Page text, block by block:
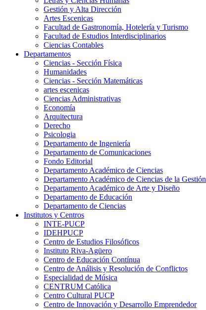
Gestión y Alta Dirección
Artes Escenicas
Facultad de Gastronomía, Hotelería y Turismo
Facultad de Estudios Interdisciplinarios
Ciencias Contables
Departamentos
Ciencias - Sección Física
Humanidades
Ciencias - Sección Matemáticas
artes escenicas
Ciencias Administrativas
Economía
Arquitectura
Derecho
Psicologia
Departamento de Ingeniería
Departamento de Comunicaciones
Fondo Editorial
Departamento Académico de Ciencias
Departamento Académico de Ciencias de la Gestión
Departamento Académico de Arte y Diseño
Departamento de Educación
Departamento de Ciencias
Institutos y Centros
INTE-PUCP
IDEHPUCP
Centro de Estudios Filosóficos
Instituto Riva-Agüero
Centro de Educación Contínua
Centro de Análisis y Resolución de Conflictos
Especialidad de Música
CENTRUM Católica
Centro Cultural PUCP
Centro de Innovación y Desarrollo Emprendedor